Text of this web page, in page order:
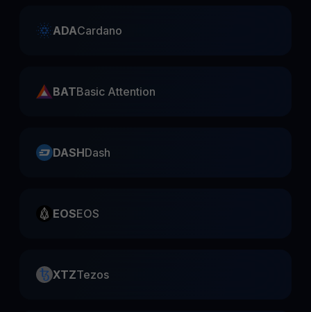
ADACardano
BATBasic Attention
DASHDash
EOSEOS
XTZTezos